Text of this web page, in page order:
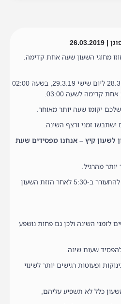
מחוגי השעון שעה אחת קדימה.
בלילה שבין יום חמישי, 28.3.19 ליום שישי 29.3.19, בשעה 02:00
קדימה לשעה 03:00.
יקומו שעה יותר מאוחר.
זמני ורצף השינה.
לשעון קיץ – אנחנו מפסידים שעת
מהרגיל.
זו הסיבה שלפיה ילד שרגיל להתעורר ב-5:30 לאחר הזזת השעון
לזמני השינה ולכן גם פחות נושפע
שעות שינה.
ופעוטות רגישים יותר לשינוי
כלל לא תשפיע עליהם,